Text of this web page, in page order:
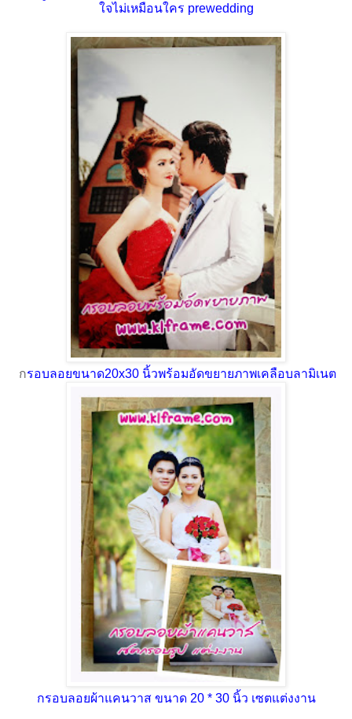
ใจไม่เหมือนใคร prewedding
กรอบลอยขนาด20x30 นิ้วพร้อมอัดขยายภาพเคลือบลามิเนต
กรอบลอยผ้าแคนวาส ขนาด 20 * 30 นิ้ว เซตแต่งงาน